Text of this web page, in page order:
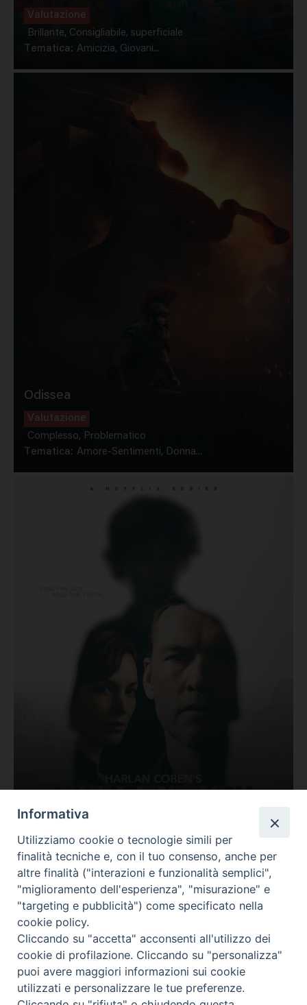
Valutazione
Brillante, Consigliabile, superficiale
Tematica: Amicizia, Giovani...
Odissea
Valutazione
Complesso, Problematico
Tematica: Amore-Sentimenti, Donna...
Valutazione
Complesso, Problematico
Tematica: Amore-Sentimenti, Carcere...
Informativa
Utilizziamo cookie o tecnologie simili per
finalità tecniche e, con il tuo consenso, anche per
altre finalità ("interazioni e funzionalità semplici",
"miglioramento dell'esperienza", "misurazione" e
"targeting e pubblicità") come specificato nella
cookie policy.
Cliccando su "accetta" acconsenti all'utilizzo dei
cookie di profilazione. Cliccando su "personalizza"
puoi avere maggiori informazioni sui cookie
utilizzati e personalizzare le tue preferenze.